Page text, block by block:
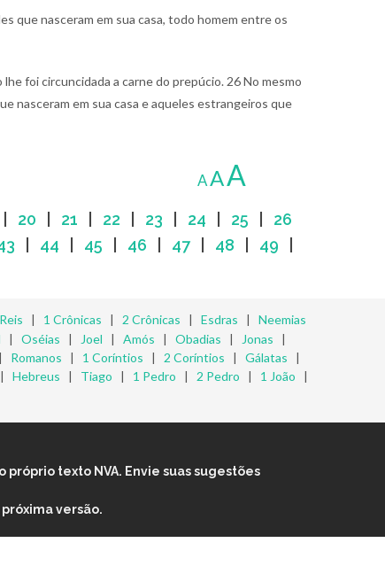
que nasceram em sua casa, todo homem entre os
foi circuncidada a carne do prepúcio. 26 No mesmo
nasceram em sua casa e aqueles estrangeiros que
AAA
20 21 22 23 24 25
26
44 45 46 47| 48 49
| 1 Crônicas | 2 Crônicas | Esdras | Neemias
| Oséias | Joel | Amós | Obadias | Jonas |
Romanos | 1 Coríntios | 2 Coríntios | Gálatas |
| Hebreus | Tiago | 1 Pedro | 2 Pedro | 1 João |
texto NVA. Envie suas sugestões
versão.